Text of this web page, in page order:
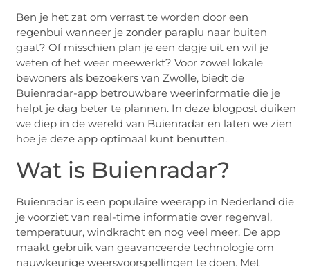
Ben je het zat om verrast te worden door een
regenbui wanneer je zonder paraplu naar buiten
gaat? Of misschien plan je een dagje uit en wil je
weten of het weer meewerkt? Voor zowel lokale
bewoners als bezoekers van Zwolle, biedt de
Buienradar-app betrouwbare weerinformatie die je
helpt je dag beter te plannen. In deze blogpost duiken
we diep in de wereld van Buienradar en laten we zien
hoe je deze app optimaal kunt benutten.
Wat is Buienradar?
Buienradar is een populaire weerapp in Nederland die
je voorziet van real-time informatie over regenval,
temperatuur, windkracht en nog veel meer. De app
maakt gebruik van geavanceerde technologie om
nauwkeurige weersvoorspellingen te doen. Met